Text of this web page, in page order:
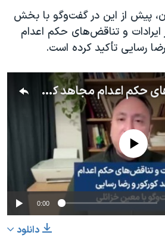
پیش از این در گفت‌وگو با بخش
ایرادات و تناقض‌های حکم اعدام
رسایی تأکید کرده است.
ایرادات و تناقض‌های حکم اعدام مجاهد کورکور و رضا رسایی در گفت‌وگو با معین خزائلی
No media source
0:00
دانلود